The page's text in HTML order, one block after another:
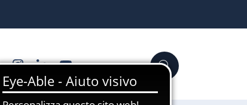
FacebookInstagram
LinkedinYouTube Cerca